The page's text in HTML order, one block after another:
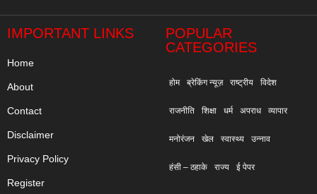
IMPORTANT LINKS
Home
About
Contact
Disclaimer
Privacy Policy
Register
POPULAR
CATEGORIES
होम ब्रेकिंग न्यूज़ राष्ट्रीय विदेश
राजनीति शिक्षा धर्म अपराध व्यापार
मनोरंजन खेल स्वास्थ्य उन्नाव
हंसी – ठहाके राज्य ई पेपर